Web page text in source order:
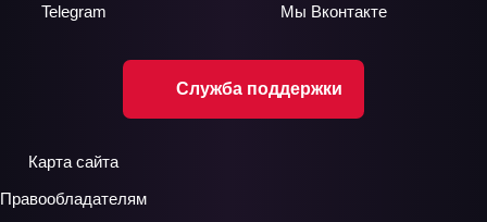
Служба поддержки
Telegram Мы Вконтакте
Карта сайта
Правообладателям